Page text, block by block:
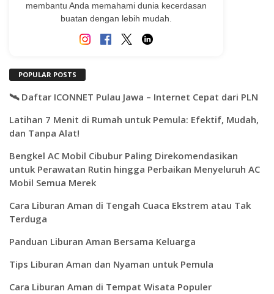
membantu Anda memahami dunia kecerdasan
buatan dengan lebih mudah.
POPULAR POSTS
🛰️ Daftar ICONNET Pulau Jawa – Internet Cepat dari PLN
Latihan 7 Menit di Rumah untuk Pemula: Efektif, Mudah,
dan Tanpa Alat!
Bengkel AC Mobil Cibubur Paling Direkomendasikan
untuk Perawatan Rutin hingga Perbaikan Menyeluruh AC
Mobil Semua Merek
Cara Liburan Aman di Tengah Cuaca Ekstrem atau Tak
Terduga
Panduan Liburan Aman Bersama Keluarga
Tips Liburan Aman dan Nyaman untuk Pemula
Cara Liburan Aman di Tempat Wisata Populer